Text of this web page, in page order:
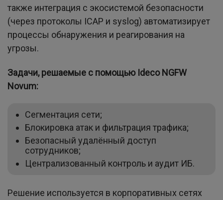
также интеграция с экосистемой безопасности
(через протоколы ICAP и syslog) автоматизирует
процессы обнаружения и реагирования на
угрозы.
Задачи, решаемые с помощью Ideco NGFW
Novum:
Сегментация сети;
Блокировка атак и фильтрация трафика;
Безопасный удалённый доступ
сотрудников;
Централизованный контроль и аудит ИБ.
Решение используется в корпоративных сетях